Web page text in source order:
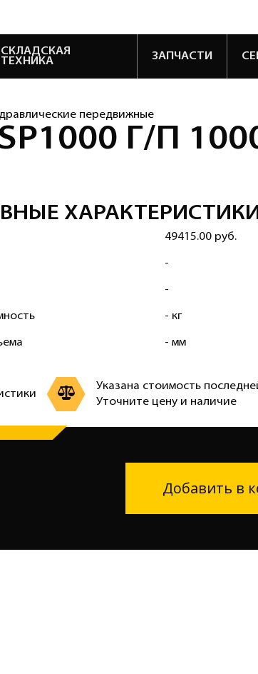
СКЛАДСКАЯ
ТЕХНИКА
ЗАПЧАСТИ
передвижные
Г/П
49415.00 руб.
-
-
- кг
- мм
Указана стоимость
Уточните цену и наличие
Добавить в